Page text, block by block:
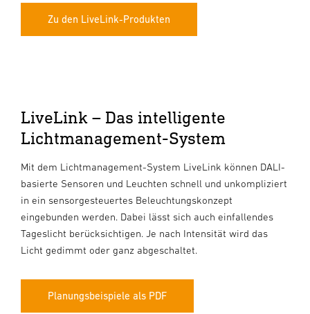
Zu den LiveLink-Produkten
LiveLink – Das intelligente
Lichtmanagement-System
Mit dem Lichtmanagement-System LiveLink können DALI-
basierte Sensoren und Leuchten schnell und unkompliziert
in ein sensorgesteuertes Beleuchtungskonzept
eingebunden werden. Dabei lässt sich auch einfallendes
Tageslicht berücksichtigen. Je nach Intensität wird das
Licht gedimmt oder ganz abgeschaltet.
Planungsbeispiele als PDF